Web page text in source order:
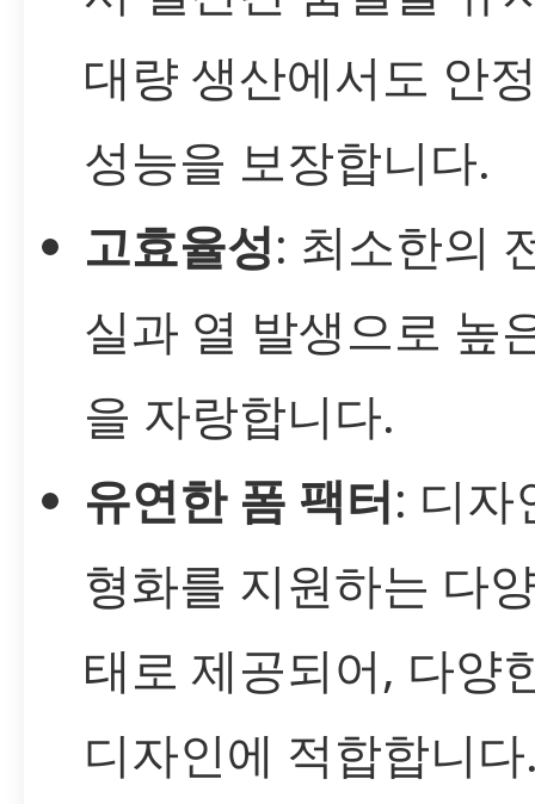
대량 생산에서도 안
성능을 보장합니다.
고효율성: 최소한의
실과 열 발생으로 높
을 자랑합니다.
유연한 폼 팩터: 디자
형화를 지원하는 다
태로 제공되어, 다양
디자인에 적합합니